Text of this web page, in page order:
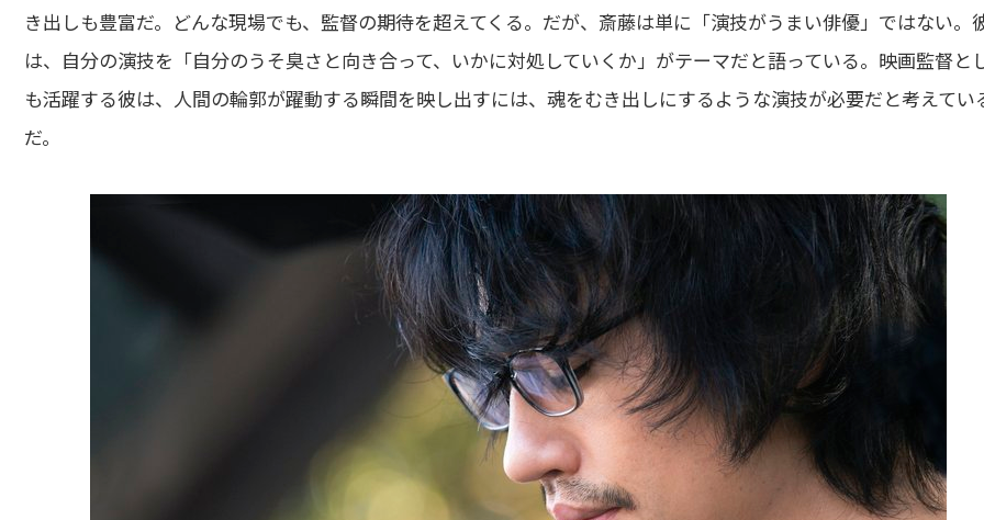
き出しも豊富だ。どんな現場でも、監督の期待を超えてくる。だが、斎藤は単に「演技がうまい俳優」ではない。
は、自分の演技を「自分のうそ臭さと向き合って、いかに対処していくか」がテーマだと語っている。映画監督と
も活躍する彼は、人間の輪郭が躍動する瞬間を映し出すには、魂をむき出しにするような演技が必要だと考えてい
だ。